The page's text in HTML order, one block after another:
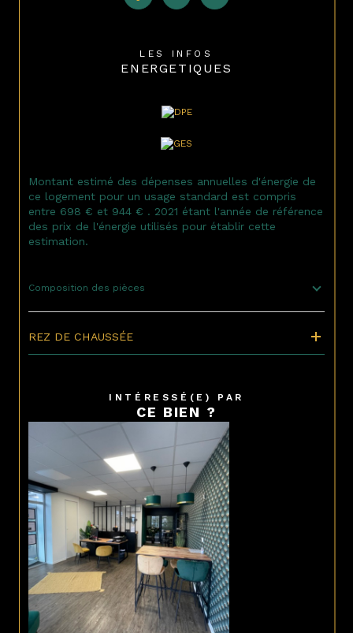
LES INFOS
ENERGETIQUES
Montant estimé des dépenses annuelles d'énergie de
ce logement pour un usage standard est compris
entre 698 € et 944 € . 2021 étant l'année de référence
des prix de l'énergie utilisés pour établir cette
estimation.
Composition des pièces
REZ DE CHAUSSÉE
INTÉRESSÉ(E) PAR
CE BIEN ?